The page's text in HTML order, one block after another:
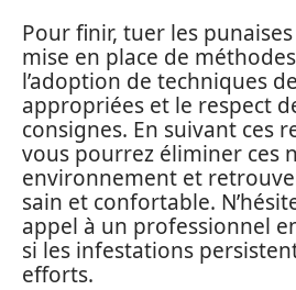
Pour finir, tuer les
mise en place de
l’adoption de techniques
appropriées et le respect
consignes. En suivant ces
vous pourrez éliminer ces
environnement et
sain et confortable.
appel à un professionnel
si les infestations
efforts.